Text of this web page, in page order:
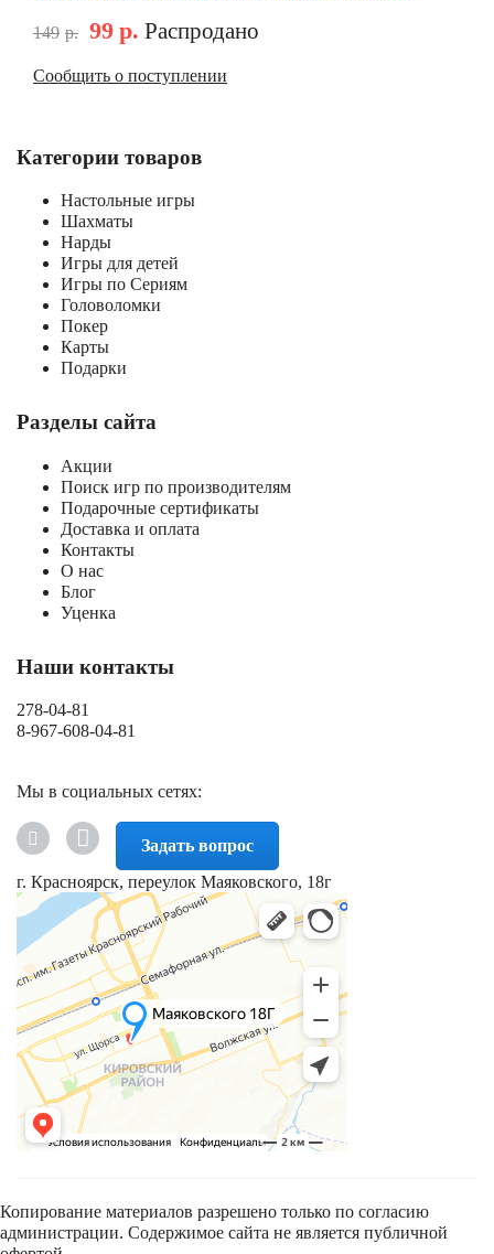
149 р. 99 р. Распродано
Сообщить о поступлении
Категории товаров
Настольные игры
Шахматы
Нарды
Игры для детей
Игры по Сериям
Головоломки
Покер
Карты
Подарки
Разделы сайта
Акции
Поиск игр по производителям
Подарочные сертификаты
Доставка и оплата
Контакты
О нас
Блог
Уценка
Наши контакты
278-04-81
8-967-608-04-81
Мы в социальных сетях:
Задать вопрос
г. Красноярск, переулок Маяковского, 18г
Копирование материалов разрешено только по согласию
администрации. Содержимое сайта не является публичной